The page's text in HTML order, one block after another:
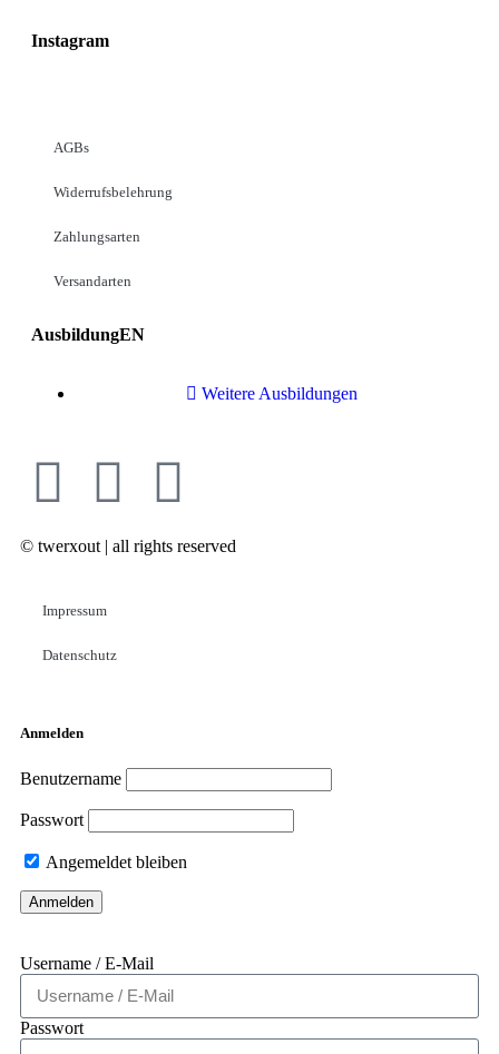
Instagram
AGBs
Widerrufsbelehrung
Zahlungsarten
Versandarten
AusbildungEN
Weitere Ausbildungen
© twerxout | all rights reserved
Impressum
Datenschutz
Anmelden
Benutzername
Passwort
Angemeldet bleiben
Username / E-Mail
Passwort